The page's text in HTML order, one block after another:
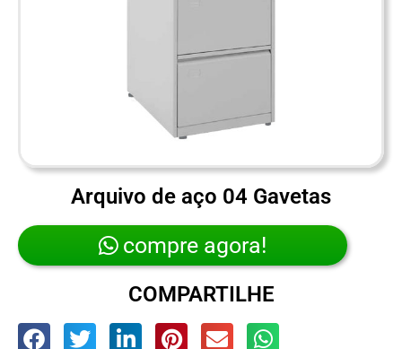
Arquivo de aço 04 Gavetas
compre agora!
COMPARTILHE